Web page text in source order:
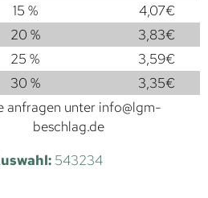
15 % 4,07€
20 % 3,83€
25 % 3,59€
30 % 3,35€
anfragen unter info@lgm-
beschlag.de
543234